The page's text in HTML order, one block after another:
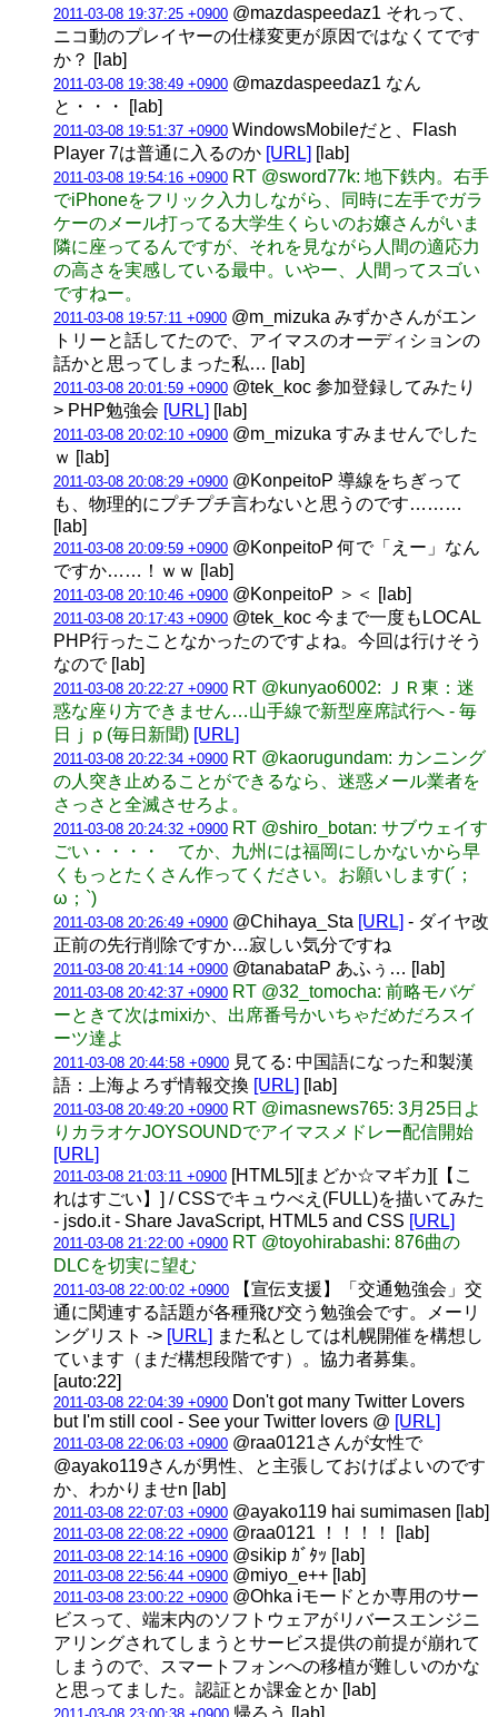
2011-03-08 19:37:25 +0900 @mazdaspeedaz1 それって、
ニコ動のプレイヤーの仕様変更が原因ではなくてです
か？ [lab]
2011-03-08 19:38:49 +0900 @mazdaspeedaz1 なん
と・・・ [lab]
2011-03-08 19:51:37 +0900 WindowsMobileだと、Flash
Player 7は普通に入るのか [URL] [lab]
2011-03-08 19:54:16 +0900 RT @sword77k: 地下鉄内。右手
でiPhoneをフリック入力しながら、同時に左手でガラ
ケーのメール打ってる大学生くらいのお嬢さんがいま
隣に座ってるんですが、それを見ながら人間の適応力
の高さを実感している最中。いやー、人間ってスゴい
ですねー。
2011-03-08 19:57:11 +0900 @m_mizuka みずかさんがエン
トリーと話してたので、アイマスのオーディションの
話かと思ってしまった私… [lab]
2011-03-08 20:01:59 +0900 @tek_koc 参加登録してみたり
> PHP勉強会 [URL] [lab]
2011-03-08 20:02:10 +0900 @m_mizuka すみませんでした
ｗ [lab]
2011-03-08 20:08:29 +0900 @KonpeitoP 導線をちぎって
も、物理的にプチプチ言わないと思うのです………
[lab]
2011-03-08 20:09:59 +0900 @KonpeitoP 何で「えー」なん
ですか……！ｗｗ [lab]
2011-03-08 20:10:46 +0900 @KonpeitoP ＞＜ [lab]
2011-03-08 20:17:43 +0900 @tek_koc 今まで一度もLOCAL
PHP行ったことなかったのですよね。今回は行けそう
なので [lab]
2011-03-08 20:22:27 +0900 RT @kunyao6002: ＪＲ東：迷
惑な座り方できません…山手線で新型座席試行へ - 毎
日ｊｐ(毎日新聞) [URL]
2011-03-08 20:22:34 +0900 RT @kaorugundam: カンニング
の人突き止めることができるなら、迷惑メール業者を
さっさと全滅させろよ。
2011-03-08 20:24:32 +0900 RT @shiro_botan: サブウェイす
ごい・・・・ てか、九州には福岡にしかないから早
くもっとたくさん作ってください。お願いします(´；
ω；`)
2011-03-08 20:26:49 +0900 @Chihaya_Sta [URL] - ダイヤ改
正前の先行削除ですか…寂しい気分ですね
2011-03-08 20:41:14 +0900 @tanabataP あふぅ… [lab]
2011-03-08 20:42:37 +0900 RT @32_tomocha: 前略モバゲ
ーときて次はmixiか、出席番号かいちゃだめだろスイ
ーツ達よ
2011-03-08 20:44:58 +0900 見てる: 中国語になった和製漢
語：上海よろず情報交換 [URL] [lab]
2011-03-08 20:49:20 +0900 RT @imasnews765: 3月25日よ
りカラオケJOYSOUNDでアイマスメドレー配信開始
[URL]
2011-03-08 21:03:11 +0900 [HTML5][まどか☆マギカ][【こ
れはすごい】] / CSSでキュウべえ(FULL)を描いてみた
- jsdo.it - Share JavaScript, HTML5 and CSS [URL]
2011-03-08 21:22:00 +0900 RT @toyohirabashi: 876曲の
DLCを切実に望む
2011-03-08 22:00:02 +0900 【宣伝支援】「交通勉強会」交
通に関連する話題が各種飛び交う勉強会です。メーリ
ングリスト -> [URL] また私としては札幌開催を構想し
ています（まだ構想段階です）。協力者募集。
[auto:22]
2011-03-08 22:04:39 +0900 Don't got many Twitter Lovers
but I'm still cool - See your Twitter lovers @ [URL]
2011-03-08 22:06:03 +0900 @raa0121さんが女性で
@ayako119さんが男性、と主張しておけばよいのです
か、わかりませn [lab]
2011-03-08 22:07:03 +0900 @ayako119 hai sumimasen [lab]
2011-03-08 22:08:22 +0900 @raa0121 ！！！！ [lab]
2011-03-08 22:14:16 +0900 @sikip ｶﾞﾀｯ [lab]
2011-03-08 22:56:44 +0900 @miyo_e++ [lab]
2011-03-08 23:00:22 +0900 @Ohka iモードとか専用のサー
ビスって、端末内のソフトウェアがリバースエンジニ
アリングされてしまうとサービス提供の前提が崩れて
しまうので、スマートフォンへの移植が難しいのかな
と思ってました。認証とか課金とか [lab]
帰ろう [lab]